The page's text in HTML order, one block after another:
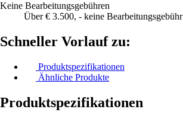
Keine Bearbeitungsgebühren
Über € 3.500, - keine Bearbeitungsgebühr
Schneller Vorlauf zu:
Produktspezifikationen
Ähnliche Produkte
Produktspezifikationen